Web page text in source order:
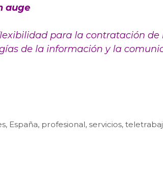
auge
para la contratación de
de la información y la
, España, profesional,servicios,